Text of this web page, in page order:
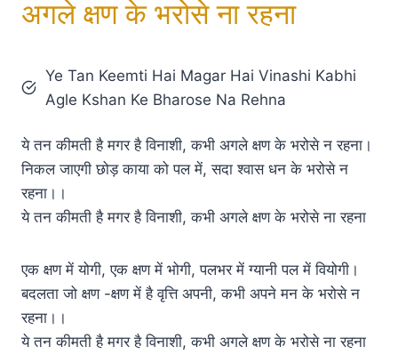
अगले क्षण के भरोसे ना रहना
Ye Tan Keemti Hai Magar Hai Vinashi Kabhi
Agle Kshan Ke Bharose Na Rehna
ये तन कीमती है मगर है विनाशी, कभी अगले क्षण के भरोसे न रहना।
निकल जाएगी छोड़ काया को पल में, सदा श्वास धन के भरोसे न
रहना।।
ये तन कीमती है मगर है विनाशी, कभी अगले क्षण के भरोसे ना रहना
एक क्षण में योगी, एक क्षण में भोगी, पलभर में ग्यानी पल में वियोगी।
बदलता जो क्षण -क्षण में है वृत्ति अपनी, कभी अपने मन के भरोसे न
रहना।।
ये तन कीमती है मगर है विनाशी, कभी अगले क्षण के भरोसे ना रहना